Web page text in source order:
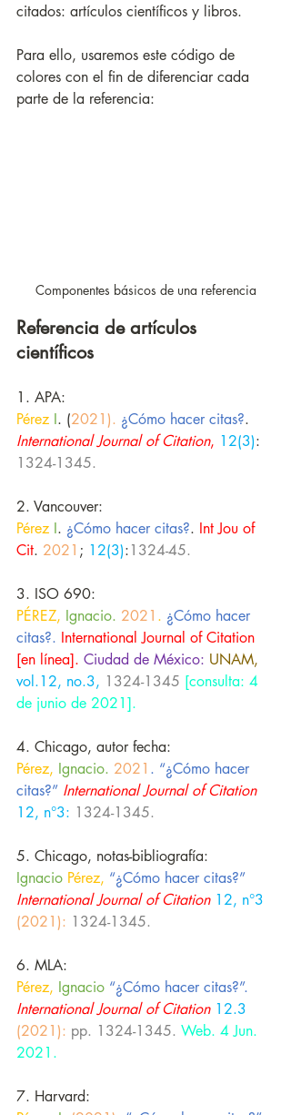
citados: artículos científicos y libros.
Para ello, usaremos este código de
colores con el fin de diferenciar cada
parte de la referencia:
Componentes básicos de una referencia
Referencia de artículos
científicos
1. APA:
Pérez I. (2021). ¿Cómo hacer citas?.
International Journal of Citation, 12(3):
1324-1345.
2. Vancouver:
Pérez I. ¿Cómo hacer citas?. Int Jou of
Cit. 2021 ; 12(3):1324-45.
3. ISO 690:
PÉREZ, Ignacio. 2021 . ¿Cómo hacer
citas?. International Journal of Citation
[en línea]. Ciudad de México: UNAM,
vol.12, no.3, 1324-1345 [consulta: 4
de junio de 2021].
4. Chicago, autor fecha:
Pérez, Ignacio. 2021 . “¿Cómo hacer
citas?” International Journal of Citation
12, n°3: 1324-1345.
5. Chicago, notas-bibliografía:
Ignacio Pérez, “¿Cómo hacer citas?”
International Journal of Citation 12, n°3
(2021): 1324-1345.
6. MLA:
Pérez, Ignacio “¿Cómo hacer citas?”.
International Journal of Citation 12.3
(2021): pp. 1324-1345. Web. 4 Jun.
2021.
7. Harvard: